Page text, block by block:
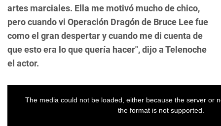
artes marciales. Ella me motivó mucho de chico,
pero cuando vi Operación Dragón de Bruce Lee fue
como el gran despertar y cuando me di cuenta de
que esto era lo que quería hacer", dijo a Telenoche
el actor.